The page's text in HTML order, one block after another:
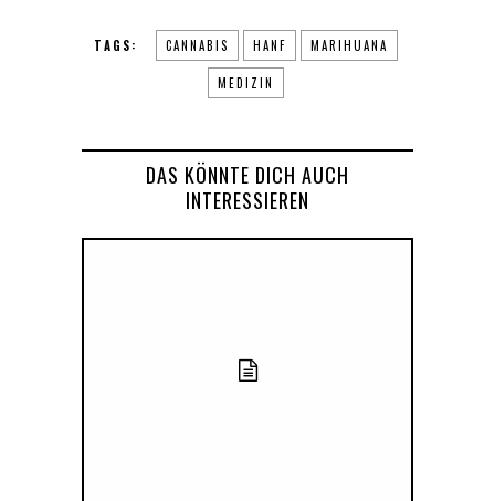
TAGS: CANNABIS HANF MARIHUANA
MEDIZIN
DAS KÖNNTE DICH AUCH
INTERESSIEREN